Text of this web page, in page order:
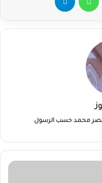
محمد حسب الرسول